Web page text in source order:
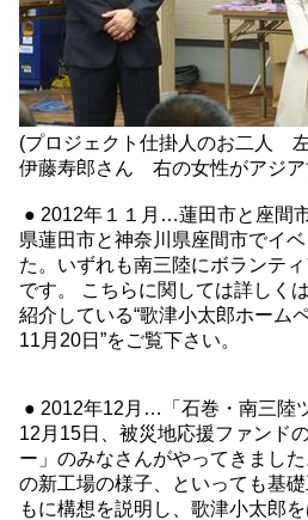
(プロジェクト仕掛人のお二人
伊藤寿郎さん 右の女性がアジア
● 2012年１１月…蓮田市と座間
県蓮田市と神奈川県座間市でイ
た。いずれも南三陸にボランテ
です。 こちらに関しては詳しく
紹介している“歌津小太郎ホーム
11月20日”をご覧下さい。
● 2012年12月…「石巻・南三陸
12月15日、被災地応援ファンド
ー」のみなさんがやってきまし
の新工場の様子、といっても基
もに構想を説明し、歌津小太郎